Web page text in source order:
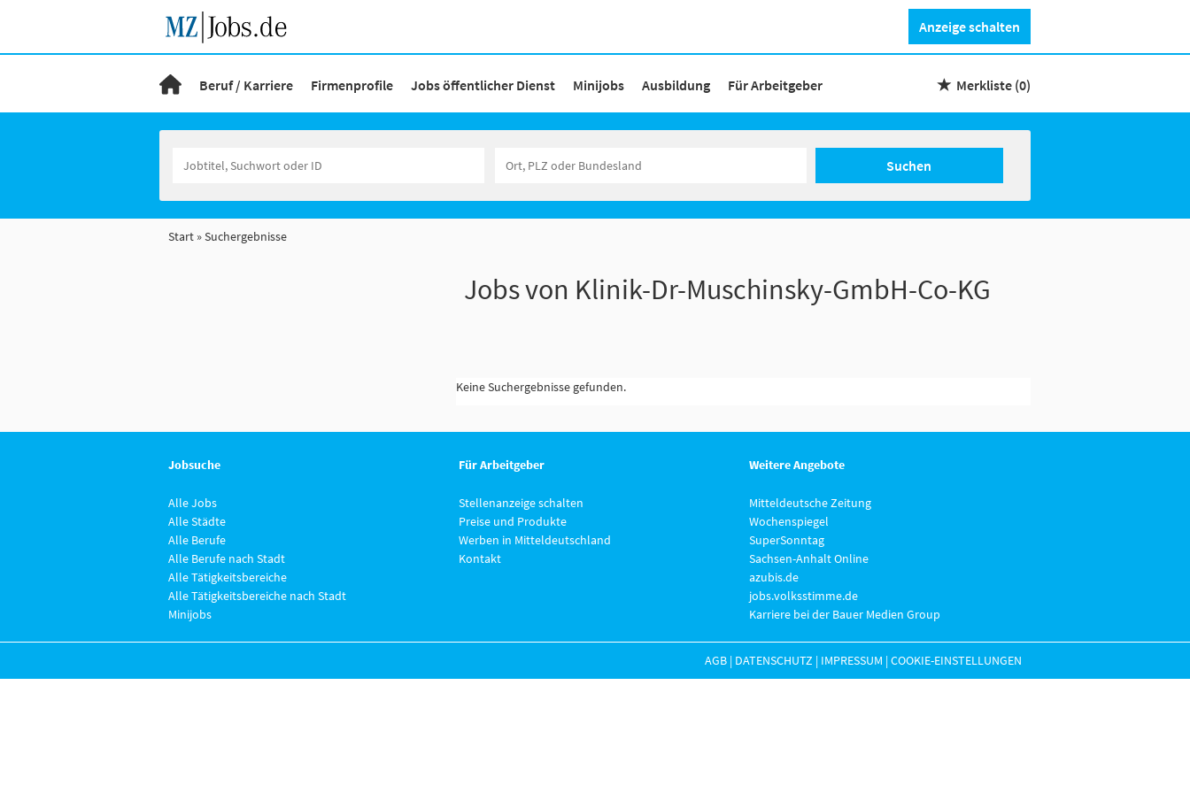
Anzeige schalten
Beruf / Karriere Firmenprofile Jobs öffentlicher Dienst Minijobs Ausbildung Für Arbeitgeber Merkliste (0)
Suchen
Start Suchergebnisse
Jobs von Klinik-Dr-Muschinsky-GmbH-Co-KG
Keine Suchergebnisse gefunden.
Jobsuche
Alle Jobs
Alle Städte
Alle Berufe
Alle Berufe nach Stadt
Alle Tätigkeitsbereiche
Alle Tätigkeitsbereiche nach Stadt
Minijobs
Für Arbeitgeber
Stellenanzeige schalten
Preise und Produkte
Werben in Mitteldeutschland
Kontakt
Weitere Angebote
Mitteldeutsche Zeitung
Wochenspiegel
SuperSonntag
Sachsen-Anhalt Online
azubis.de
jobs.volksstimme.de
Karriere bei der Bauer Medien Group
AGB | DATENSCHUTZ | IMPRESSUM |COOKIE-EINSTELLUNGEN